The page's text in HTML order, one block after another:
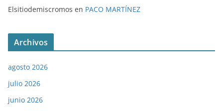
Elsitiodemiscromos en PACO MARTÍNEZ
Archivos
agosto 2026
julio 2026
junio 2026